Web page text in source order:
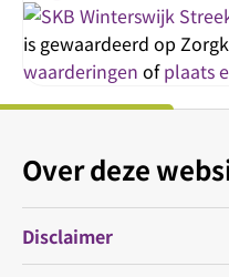
is gewaardeerd op
waarderingen ofplaats
Over deze
Disclaimer